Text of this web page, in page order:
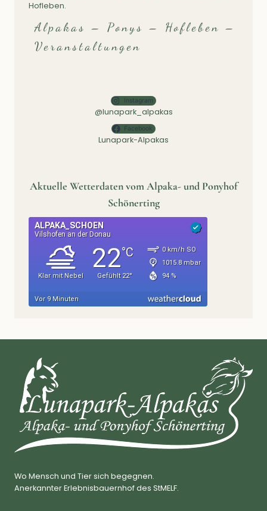
Hofleben.
Alpakas – Ponys – Hofleben –
Veranstaltungen
Instagram
@lunapark_alpakas
Facebook
Lunapark-Alpakas
Aktuelle Wetterdaten vom Alpaka- und Ponyhof
Schönerting
Wo Mensch und Tier sich begegnen.
Anerkannter Erlebnisbauernhof des StMELF.